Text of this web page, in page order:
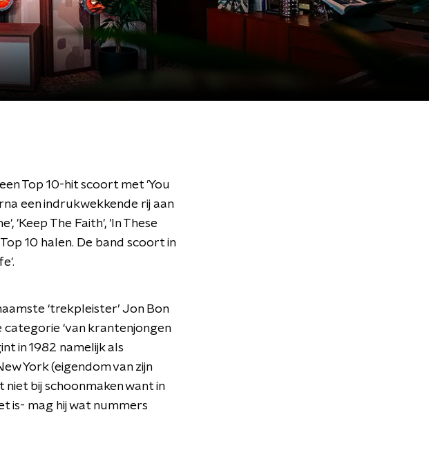
Top 10-hit scoort met 'You
een indrukwekkende rij aan
'Keep The Faith', 'In These
10 halen. De band scoort in
‘trekpleister’ Jon Bon
categorie ‘van krantenjongen
in 1982 namelijk als
York (eigendom van zijn
bij schoonmaken want in
is- mag hij wat nummers